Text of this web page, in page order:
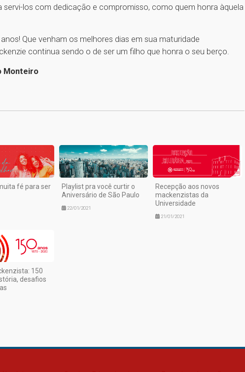
servi-los com dedicação e compromisso, como quem honra àquela
Que venham os melhores dias em sua maturidade
continua sendo o de ser um filho que honra o seu berço.
Monteiro
fé para ser
Playlist pra você curtir o
Aniversário de São Paulo
22/01/2021
Recepção aos novos
mackenzistas da
Universidade
21/01/2021
150
desafios